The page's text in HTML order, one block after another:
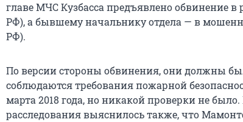
главе МЧС Кузбасса предъявлено обвинение в
РФ), а бывшему начальнику отдела — в
РФ).
По версии стороны обвинения, они должны
соблюдаются требования пожарной
марта 2018 года, но никакой проверки не
расследования выяснилось также, что